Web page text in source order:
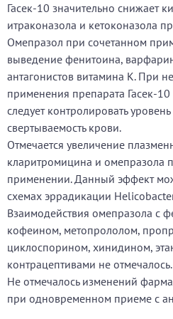
Гасек-10 значительно снижает
итраконазола и кетоконазола
Омепразол при сочетанном
выведение фенитоина,
антагонистов витамина К. При
применения препарата Гасек-
следует контролировать
свертываемость крови.
Отмечается увеличение
кларитромицина и омепразола
применении. Данный эффект
схемах эррадикации
Взаимодействия омепразола с
кофеином, метопрололом,
циклоспорином, хинидином,
контрацептивами не отмечалось.
Не отмечалось изменений
при одновременном приеме с